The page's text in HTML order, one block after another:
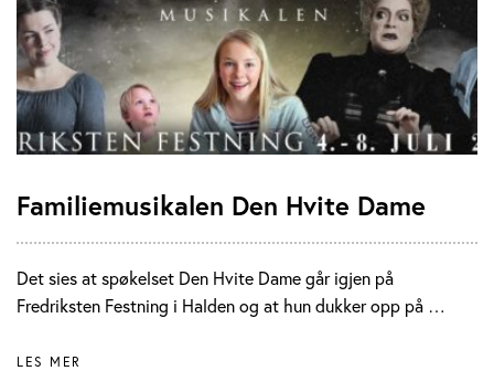
Familiemusikalen Den Hvite Dame
Det sies at spøkelset Den Hvite Dame går igjen på
Fredriksten Festning i Halden og at hun dukker opp på …
LES MER